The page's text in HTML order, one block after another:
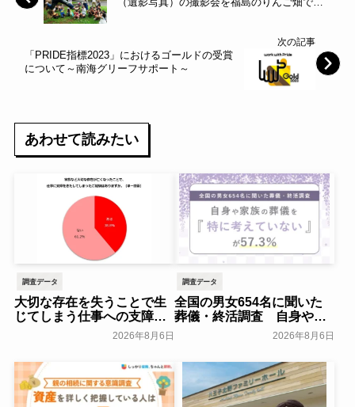
次の記事
「PRIDE指標2023」におけるゴールドの受賞
について～南海グリーフサポート～
あわせて読みたい
調査データ
大切な存在を失うことで生
じてしまう仕事への支障
「経験がある」38.8％～ビ
ースタイルグループ～
2026年8月6日
調査データ
全国の男女654名に聞いた
葬儀・終活調査 自身や家
族の葬儀について「特に考
えていない」が57.3％～
NEXER Group～
2026年8月6日